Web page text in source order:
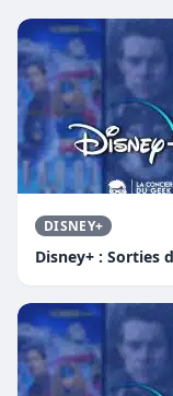
DISNEY+
Disney+ : Sorties